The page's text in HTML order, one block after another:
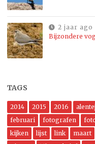
2 jaar ago
Bijzondere
TAGS
2014 2015 2016
februari
fotografen
kijken
lijst link maart